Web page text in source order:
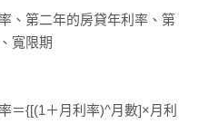
、第二年的房貸年利率、第
寬限期
＝{[(1＋月利率)^月數]×月利